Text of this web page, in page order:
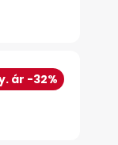
ár -32%